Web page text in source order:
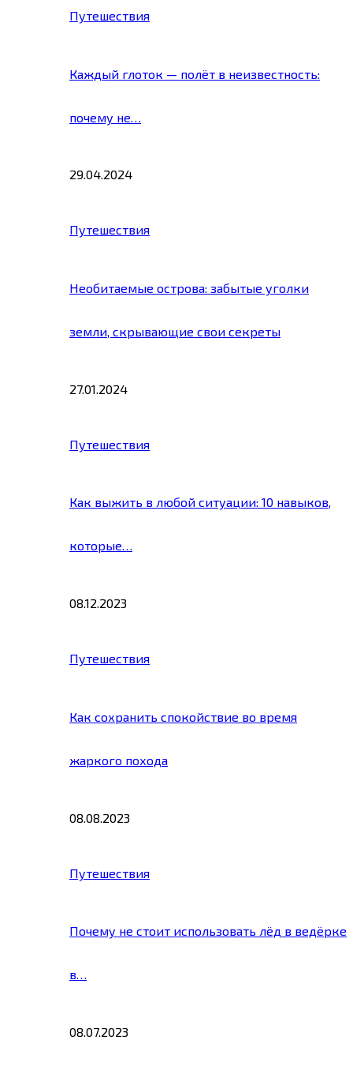
Путешествия
Каждый глоток — полёт в неизвестность:
почему не…
29.04.2024
Путешествия
Необитаемые острова: забытые уголки
земли, скрывающие свои секреты
27.01.2024
Путешествия
Как выжить в любой ситуации: 10 навыков,
которые…
08.12.2023
Путешествия
Как сохранить спокойствие во время
жаркого похода
08.08.2023
Путешествия
Почему не стоит использовать лёд в ведёрке
в…
08.07.2023